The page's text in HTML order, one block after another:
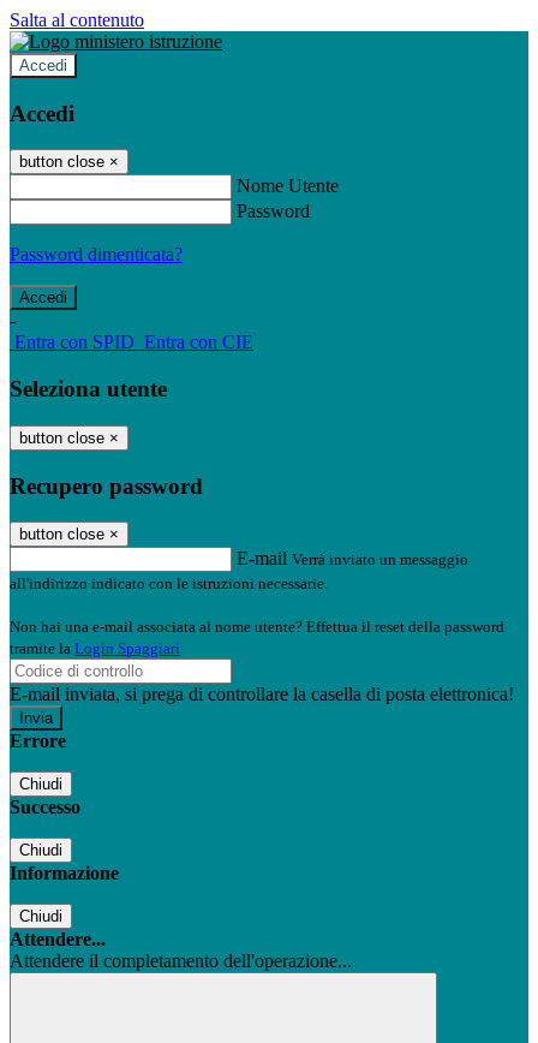
Salta al contenuto
Accedi
Accedi
button close ×
Nome Utente
Password
Password dimenticata?
-
Entra con SPID Entra con CIE
Seleziona utente
button close ×
Recupero password
button close ×
E-mail Verrà inviato un messaggio
all'indirizzo indicato con le istruzioni necessarie.
Non hai una e-mail associata al nome utente? Effettua il reset della password
tramite la Login Spaggiari
E-mail inviata, si prega di controllare la casella di posta elettronica!
Errore
Chiudi
Successo
Chiudi
Informazione
Chiudi
Attendere...
Attendere il completamento dell'operazione...